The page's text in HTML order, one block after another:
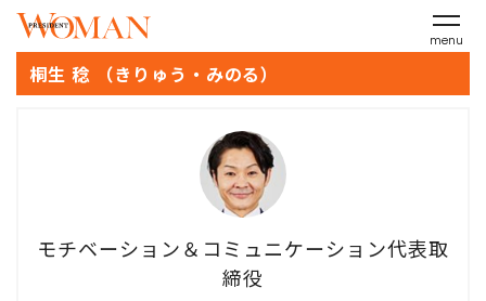
menu
桐生 稔 （きりゅう・みのる）
モチベーション＆コミュニケーション代表取
締役